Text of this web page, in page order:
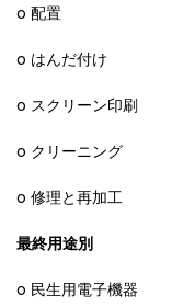
o 配置
o はんだ付け
o スクリーン印刷
o クリーニング
o 修理と再加工
最終用途別
o 民生用電子機器